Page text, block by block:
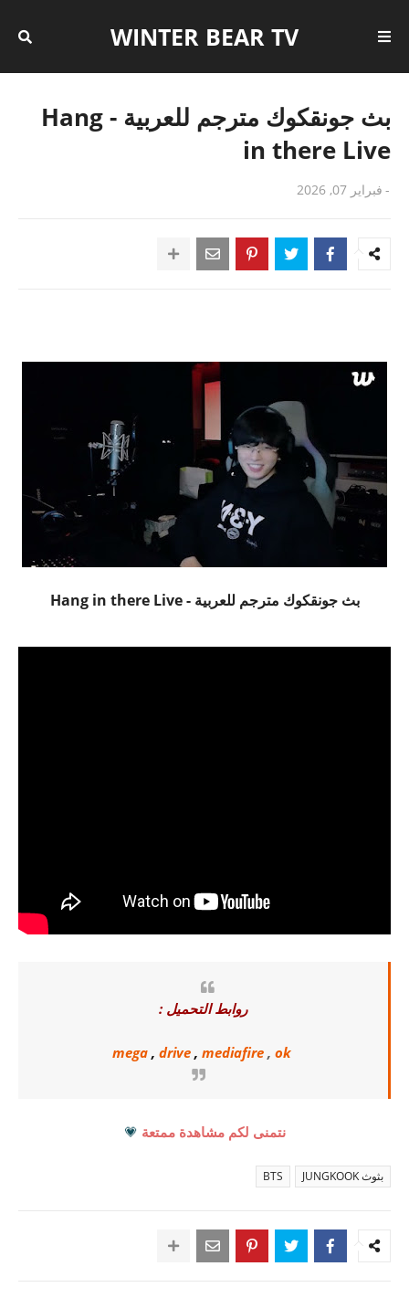
WINTER BEAR TV
بث جونقكوك مترجم للعربية - Hang
in there Live
- فبراير 07, 2026
بث جونقكوك مترجم للعربية - Hang in there Live
روابط التحميل :
mega , drive , mediafire, ok
نتمنى لكم مشاهدة ممتعة 💗
بثوث JUNGKOOK BTS